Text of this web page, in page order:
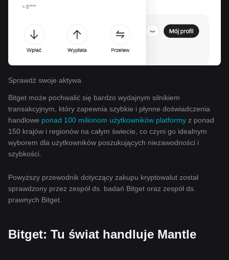
Sprawdź swoje aktywa
Bitget może pochwalić się bardzo wydajnym silnikiem
transakcyjnym, który zapewnia szybkie i płynne doświadczenia
handlowe ponad 100 milionom użytkowników platformy z ponad
150 krajów i regionów na całym świecie, co czyni go idealnym
wyborem dla użytkowników poszukujących niezawodności i
szybkości.
Powyższy przewodnik dotyczący zakupu kryptowalut został
sprawdzony przez zespół ds. badań Bitget oraz zespół ds.
prawnych Bitget.
Bitget: Tu świat handluje Mantle